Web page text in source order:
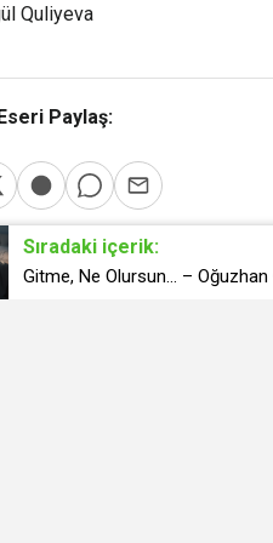
Sıradaki içerik:
Gitme, Ne Olursun… – Oğuzhan
Quliyeva
Paylaş:
Yazan